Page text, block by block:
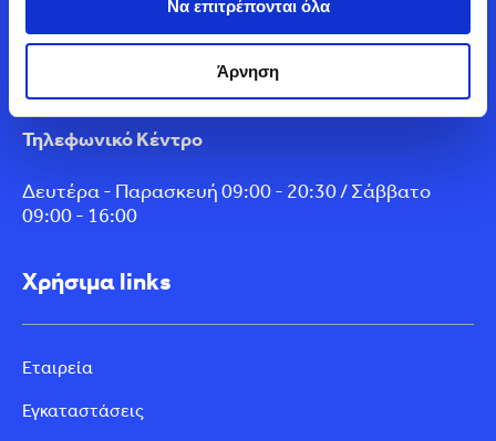
Να επιτρέπονται όλα
Άρνηση
Service & Φανοβαφείο
Δευτέρα - Παρασκευή 08:00 - 18:00
Τηλεφωνικό Κέντρο
Δευτέρα - Παρασκευή 09:00 - 20:30 / Σάββατο
09:00 - 16:00
Χρήσιμα links
Εταιρεία
Εγκαταστάσεις